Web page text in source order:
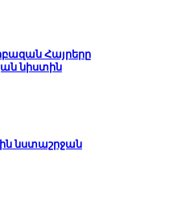
Հայրերը
նիստին
նստաշրջան